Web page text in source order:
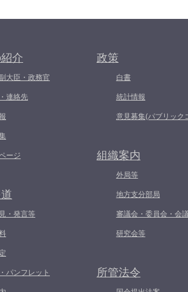
介
大臣・政務官
連絡先
ージ
・発言等
パンフレット
政策
白書
統計情報
意見募集(パブリック
組織案内
外局等
地方支分部局
審議会・委員会・会
研究会等
所管法令